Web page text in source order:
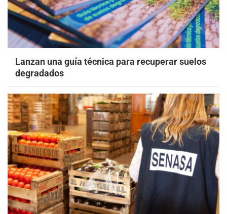
Lanzan una guía técnica para recuperar suelos
degradados